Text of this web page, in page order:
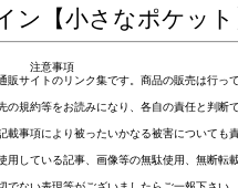
ン【小さなポケッ
注意事項
販サイトのリンク集です。商品の販売は行っ
の規約等をお読みになり、各自の責任と判断
載事項により被ったいかなる被害についても
用している記事、画像等の無駄使用、無断転